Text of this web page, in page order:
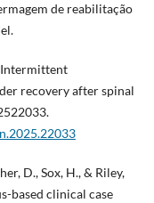
de reabilitação
Intermittent
recovery after spinal
D., Sox, H., & Riley,
based clinical case